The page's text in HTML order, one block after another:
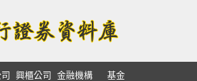
興櫃公司 金融機構 基金